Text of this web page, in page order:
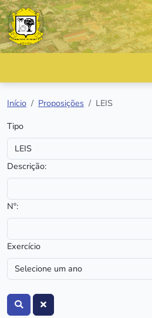
Início Proposições
LEIS
Tipo
Descrição:
Nº:
Exercício